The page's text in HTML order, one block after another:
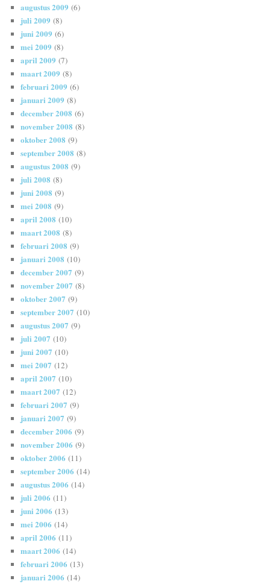
augustus 2009 (6)
juli 2009 (8)
juni 2009 (6)
mei 2009 (8)
april 2009 (7)
maart 2009 (8)
februari 2009 (6)
januari 2009 (8)
december 2008 (6)
november 2008 (8)
oktober 2008 (9)
september 2008 (8)
augustus 2008 (9)
juli 2008 (8)
juni 2008 (9)
mei 2008 (9)
april 2008 (10)
maart 2008 (8)
februari 2008 (9)
januari 2008 (10)
december 2007 (9)
november 2007 (8)
oktober 2007 (9)
september 2007 (10)
augustus 2007 (9)
juli 2007 (10)
juni 2007 (10)
mei 2007 (12)
april 2007 (10)
maart 2007 (12)
februari 2007 (9)
januari 2007 (9)
december 2006 (9)
november 2006 (9)
oktober 2006 (11)
september 2006 (14)
augustus 2006 (14)
juli 2006 (11)
juni 2006 (13)
mei 2006 (14)
april 2006 (11)
maart 2006 (14)
februari 2006 (13)
januari 2006 (14)